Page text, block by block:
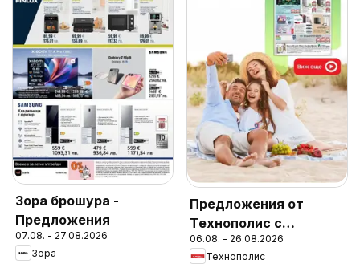
Зора брошура -
Предложения
07.08. - 27.08.2026
Зора
Предложения от
Технополис с
валидност до
26.08.2026
06.08. - 26.08.2026
Технополис